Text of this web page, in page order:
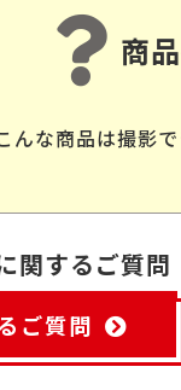
商
んな商品は撮影
関するご質問
ご質問